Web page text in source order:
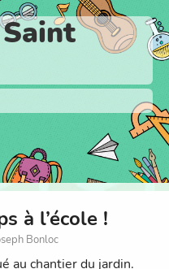
à l’école !
Bonloc
au chantier du jardin.